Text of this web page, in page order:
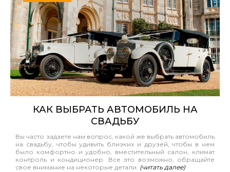
КАК ВЫБРАТЬ АВТОМОБИЛЬ НА
СВАДЬБУ
Вы часто задаете нам вопрос, какой же выбрать автомобиль
на свадьбу, чтобы удивить близких и друзей, чтобы в нем
было комфортно и удобно, вместительный салон, климат
контроль и кондиционер. Все это возможно, обращайте
свое внимание на некоторые детали. (читать далее)